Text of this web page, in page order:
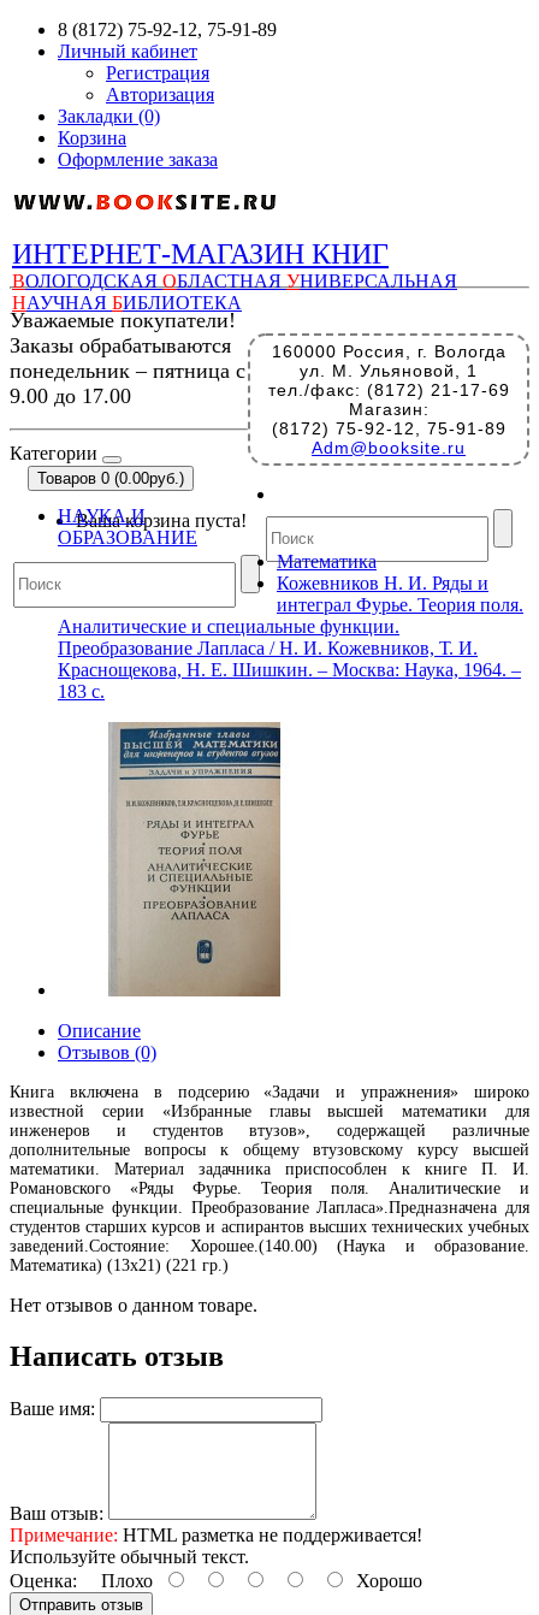
8 (8172) 75-92-12, 75-91-89
Личный кабинет
Регистрация
Авторизация
Закладки (0)
Корзина
Оформление заказа
ИНТЕРНЕТ-МАГАЗИН КНИГ
ВОЛОГОДСКАЯ ОБЛАСТНАЯ УНИВЕРСАЛЬНАЯ
НАУЧНАЯ БИБЛИОТЕКА
160000 Россия, г. Вологда
ул. М. Ульяновой, 1
тел./факс: (8172) 21-17-69
Магазин:
(8172) 75-92-12, 75-91-89
Adm@booksite.ru
Уважаемые покупатели!
Заказы обрабатываются
понедельник – пятница с
9.00 до 17.00
Категории
Товаров 0 (0.00руб.)
Ваша корзина пуста!
НАУКА И
ОБРАЗОВАНИЕ
Математика
Кожевников Н. И. Ряды и
интеграл Фурье. Теория поля.
Аналитические и специальные функции.
Преобразование Лапласа / Н. И. Кожевников, Т. И.
Краснощекова, Н. Е. Шишкин. – Москва: Наука, 1964. –
183 с.
Описание
Отзывов (0)
Книга включена в подсерию «Задачи и упражнения» широко
известной серии «Избранные главы высшей математики для
инженеров и студентов втузов», содержащей различные
дополнительные вопросы к общему втузовскому курсу высшей
математики. Материал задачника приспособлен к книге П. И.
Романовского «Ряды Фурье. Теория поля. Аналитические и
специальные функции. Преобразование Лапласа».Предназначена для
студентов старших курсов и аспирантов высших технических учебных
заведений.Состояние: Хорошее.(140.00) (Наука и образование.
Математика) (13х21) (221 гр.)
Нет отзывов о данном товаре.
Написать отзыв
Ваше имя:
Ваш отзыв:
Примечание: HTML разметка не поддерживается!
Используйте обычный текст.
Оценка: Плохо Хорошо
Отправить отзыв